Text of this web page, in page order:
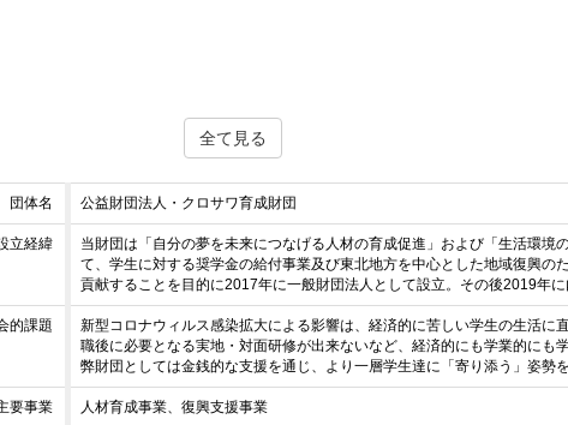
全て見る
団体名 公益財団法人・クロサワ育成財団
立経緯
当財団は「自分の夢を未来につなげる人材の育成促進」および「生活環境
て、学生に対する奨学金の給付事業及び東北地方を中心とした地域復興の
貢献することを目的に2017年に一般財団法人として設立。その後2019年
的課題
新型コロナウィルス感染拡大による影響は、経済的に苦しい学生の生活に
職後に必要となる実地・対面研修が出来ないなど、経済的にも学業的にも
弊財団としては金銭的な支援を通じ、より一層学生達に「寄り添う」姿勢
要事業 人材育成事業、復興支援事業